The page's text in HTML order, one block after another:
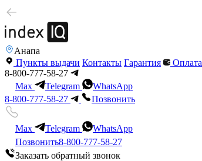
Анапа
Пункты выдачи Контакты Гарантия
Оплата
8-800-777-58-27
Max
Telegram
WhatsApp
8-800-777-58-27
Позвонить
Max Telegram
WhatsApp
Позвонить8-800-777-58-27
Заказать обратный звонок